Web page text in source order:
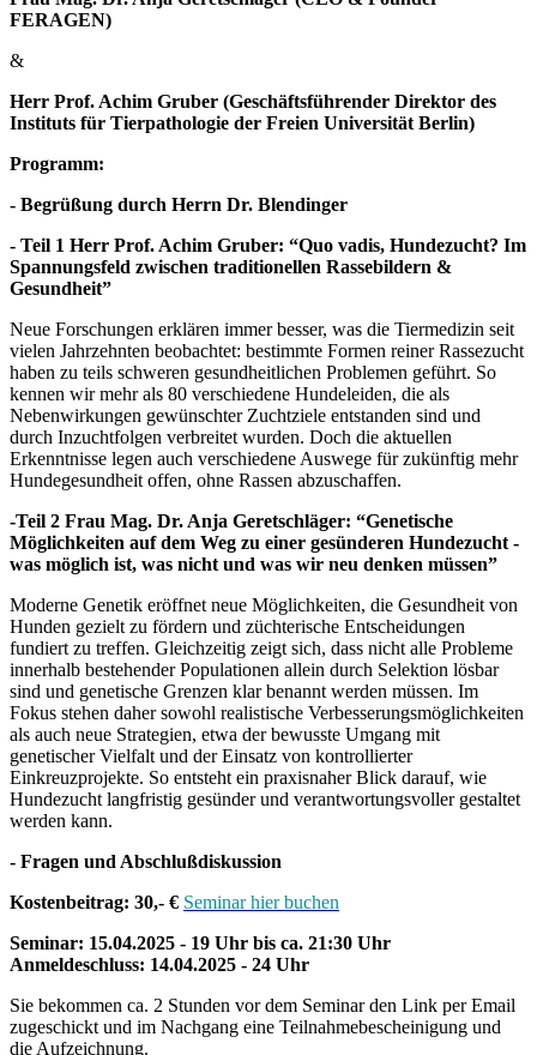
FERAGEN)
&
Herr Prof. Achim Gruber (Geschäftsführender Direktor des
Instituts für Tierpathologie der Freien Universität Berlin)
Programm:
- Begrüßung durch Herrn Dr. Blendinger
- Teil 1 Herr Prof. Achim Gruber: “Quo vadis, Hundezucht? Im
Spannungsfeld zwischen traditionellen Rassebildern &
Gesundheit”
Neue Forschungen erklären immer besser, was die Tiermedizin seit
vielen Jahrzehnten beobachtet: bestimmte Formen reiner Rassezucht
haben zu teils schweren gesundheitlichen Problemen geführt. So
kennen wir mehr als 80 verschiedene Hundeleiden, die als
Nebenwirkungen gewünschter Zuchtziele entstanden sind und
durch Inzuchtfolgen verbreitet wurden. Doch die aktuellen
Erkenntnisse legen auch verschiedene Auswege für zukünftig mehr
Hundegesundheit offen, ohne Rassen abzuschaffen.
-Teil 2 Frau Mag. Dr. Anja Geretschläger: “Genetische
Möglichkeiten auf dem Weg zu einer gesünderen Hundezucht -
was möglich ist, was nicht und was wir neu denken müssen”
Moderne Genetik eröffnet neue Möglichkeiten, die Gesundheit von
Hunden gezielt zu fördern und züchterische Entscheidungen
fundiert zu treffen. Gleichzeitig zeigt sich, dass nicht alle Probleme
innerhalb bestehender Populationen allein durch Selektion lösbar
sind und genetische Grenzen klar benannt werden müssen. Im
Fokus stehen daher sowohl realistische Verbesserungsmöglichkeiten
als auch neue Strategien, etwa der bewusste Umgang mit
genetischer Vielfalt und der Einsatz von kontrollierter
Einkreuzprojekte. So entsteht ein praxisnaher Blick darauf, wie
Hundezucht langfristig gesünder und verantwortungsvoller gestaltet
werden kann.
- Fragen und Abschlußdiskussion
Kostenbeitrag: 30,- € Seminar hier buchen
Seminar: 15.04.2025 - 19 Uhr bis ca. 21:30 Uhr
Anmeldeschluss: 14.04.2025 - 24 Uhr
Sie bekommen ca. 2 Stunden vor dem Seminar den Link per Email
zugeschickt und im Nachgang eine Teilnahmebescheinigung und
die Aufzeichnung.